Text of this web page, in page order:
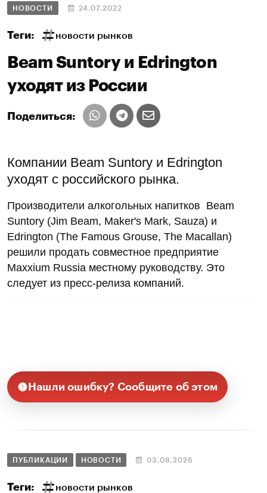
НОВОСТИ 24.07.2022
Теги: новости рынков
Beam Suntory и Edrington
уходят из России
Поделиться:
Компании Beam Suntory и Edrington
уходят с российского рынка.
Производители алкогольных напитков Beam
Suntory (Jim Beam, Maker's Mark, Sauza) и
Edrington (The Famous Grouse, The Macallan)
решили продать совместное предприятие
Maxxium Russia местному руководству. Это
следует из пресс-релиза компаний.
Нашли ошибку? Сообщите об этом
ПУБЛИКАЦИИ НОВОСТИ 03.08.2026
Теги: новости рынков